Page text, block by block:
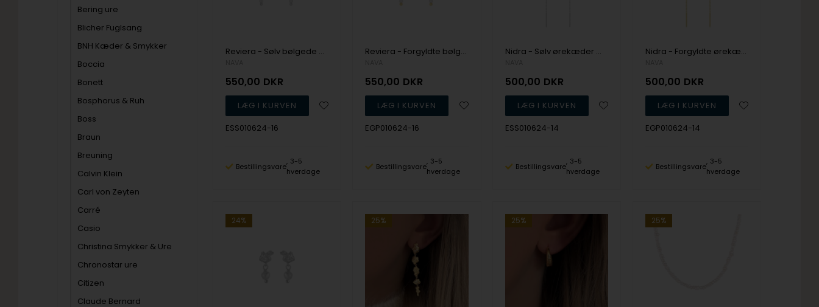
Bering ure
Blicher Fuglsang
BNH Kæder & Smykker
Boccia
Bonett
Bosphorus & Ruh
Boss
Braun
Breuning
Calvin Klein
Carl von Zeyten
Carré
Casio
Christina Smykker & Ure
Chronostar ure
Citizen
Claude Bernard
Reviera - Sølv bølgede øreringe med skalperler, NAVA
550,00 DKR
ESS010624-16
Bestillingsvare
3-5
hverdage
Reviera - Forgyldte bølgede øreringe med skalperler, NAVA
550,00 DKR
EGP010624-16
Bestillingsvare
3-5
hverdage
Nidra - Sølv ørekæder med bølgevedhæng, NAVA
500,00 DKR
ESS010624-14
Bestillingsvare
3-5
hverdage
Nidra - Forgyldte ørekæder med bølgevedhæng, NAVA
500,00 DKR
EGP010624-14
Bestillingsvare
3-5
hverdage
24% 25% 25% 25%